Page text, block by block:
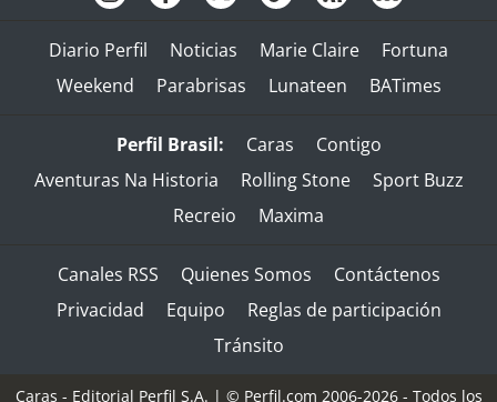
Diario Perfil Noticias Marie Claire
Fortuna
Weekend
Parabrisas Lunateen BATimes
Perfil Brasil: Caras
Contigo
Aventuras Na Historia
Rolling Stone
Sport Buzz
Recreio
Maxima
Canales RSS Quienes Somos
Contáctenos
Privacidad
Equipo
Reglas de participación
Tránsito
Caras - Editorial Perfil S.A. | © Perfil.com 2006-2026 - Todos los